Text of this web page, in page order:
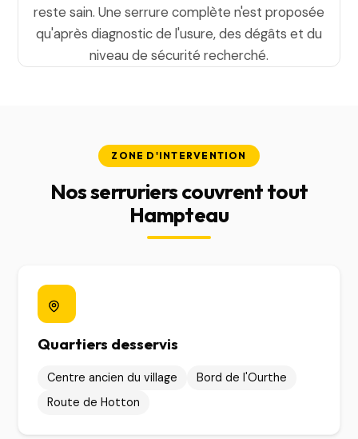
reste sain. Une serrure complète n'est proposée
qu'après diagnostic de l'usure, des dégâts et du
niveau de sécurité recherché.
ZONE D'INTERVENTION
Nos serruriers couvrent tout
Hampteau
Quartiers desservis
Centre ancien du village
Bord de l'Ourthe
Route de Hotton